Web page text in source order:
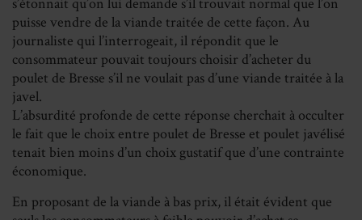
puisse vendre de la viande traitée de cette façon. Au
journaliste qui l’interrogeait, il répondit que le
consommateur pouvait toujours choisir d’acheter du
poulet de Bresse s’il ne voulait pas d’une viande traitée à la
javel.
L’absurdité profonde de cette réponse cherchait à occulter
le fait que le choix entre poulet de Bresse et poulet javélisé
tenait bien moins d’un choix gustatif que d’une contrainte
économique.
En proposant de la viande à bas prix, il était évident que